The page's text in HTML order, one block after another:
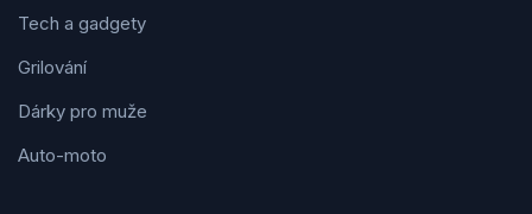
Tech a gadgety
Grilování
Dárky pro muže
Auto-moto